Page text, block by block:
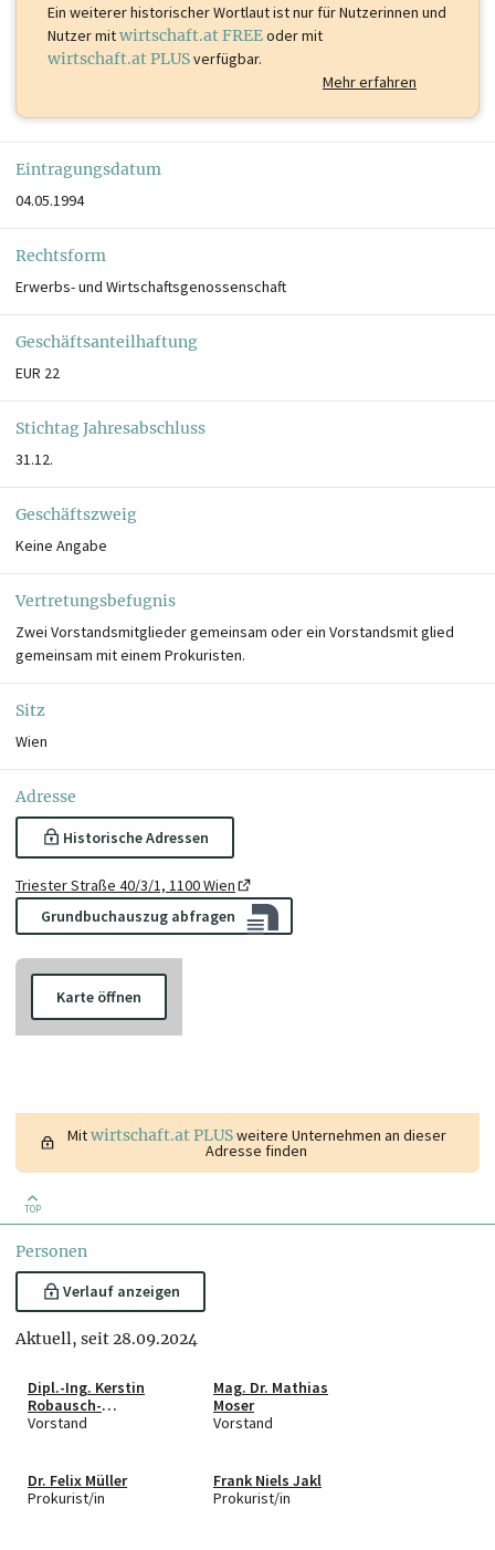
Ein weiterer historischer Wortlaut istnur für Nutzerinnen und
Nutzer mitwirtschaft.at FREEoder mit
wirtschaft.at PLUSverfügbar.
Mehr erfahren
Eintragungsdatum
04.05.1994
Rechtsform
Erwerbs- und Wirtschaftsgenossenschaft
Geschäftsanteilhaftung
EUR 22
Stichtag Jahresabschluss
31.12.
Geschäftszweig
Keine Angabe
Vertretungsbefugnis
Zwei Vorstandsmitglieder gemeinsam oder ein Vorstandsmit glied
gemeinsam mit einem Prokuristen.
Sitz
Wien
Adresse
Historische Adressen
Triester Straße 40/3/1, 1100 Wien
Grundbuchauszug abfragen
Karte öffnen
Mitwirtschaft.at PLUSweitere Unternehmen an dieser
Adresse finden
TOP
Personen
Verlauf anzeigen
Aktuell, seit 28.09.2024
Dipl.-Ing. Kerstin
Robausch-
Löffelmann
Vorstand
Mag. Dr. Mathias
Moser
Vorstand
Dr. Felix Müller
Prokurist/in
Frank Niels Jakl
Prokurist/in